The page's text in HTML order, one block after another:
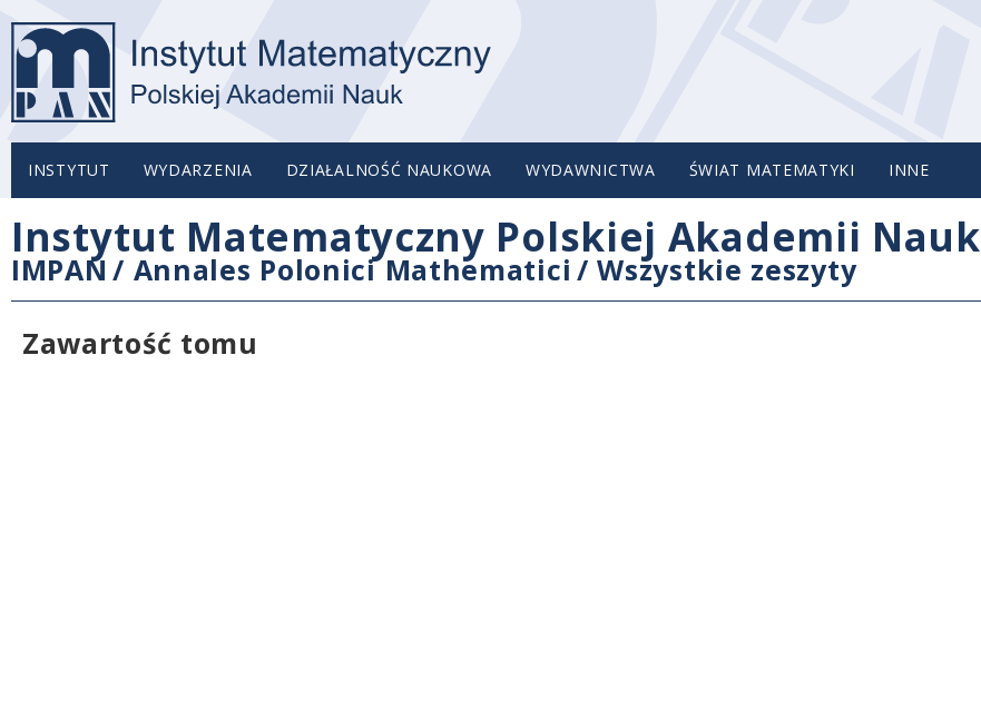
INSTYTUT WYDARZENIA DZIAŁALNOŚĆ NAUKOWA WYDAWNICTWA ŚWIAT MATEMATYKI INNE
Instytut Matematyczny Polskiej Akademii Nauk
IMPAN / Annales Polonici Mathematici /Wszystkie zeszyty
Zawartość tomu